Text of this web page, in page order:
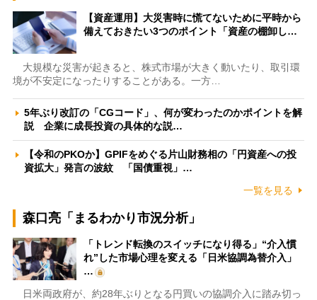
【資産運用】大災害時に慌てないために平時から
備えておきたい3つのポイント「資産の棚卸し…
大規模な災害が起きると、株式市場が大きく動いたり、取引環
境が不安定になったりすることがある。一方…
5年ぶり改訂の「CGコード」、何が変わったのかポイントを解
説 企業に成長投資の具体的な説…
【令和のPKOか】GPIFをめぐる片山財務相の「円資産への投
資拡大」発言の波紋 「国債重視」…
一覧を見る
森口亮「まるわかり市況分析」
「トレンド転換のスイッチになり得る」“介入慣
れ”した市場心理を変える「日米協調為替介入」
…
日米両政府が、約28年ぶりとなる円買いの協調介入に踏み切っ